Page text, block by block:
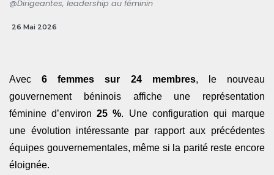
@Dirigeantes, leadership au féminin
26 Mai 2026
Avec 6 femmes sur 24 membres, le nouveau
gouvernement béninois affiche une représentation
féminine d’environ 25 %. Une configuration qui marque
une évolution intéressante par rapport aux précédentes
équipes gouvernementales, même si la parité reste encore
éloignée.